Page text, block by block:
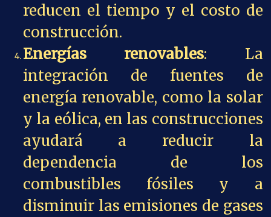
reducen el tiempo y el costo de
construcción.
Energías renovables: La
integración de fuentes de
energía renovable, como la solar
y la eólica, en las construcciones
ayudará a reducir la
dependencia de los
combustibles fósiles y a
disminuir las emisiones de gases